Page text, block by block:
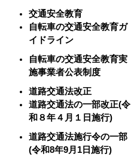
交通安全教育
自転車の交通安全教育ガ
イドライン
自転車の交通安全教育実
施事業者公表制度
道路交通法改正
道路交通法の一部改正(令
和８年４月１日施行)
道路交通法施行令の一部
(令和8年9月1日施行)